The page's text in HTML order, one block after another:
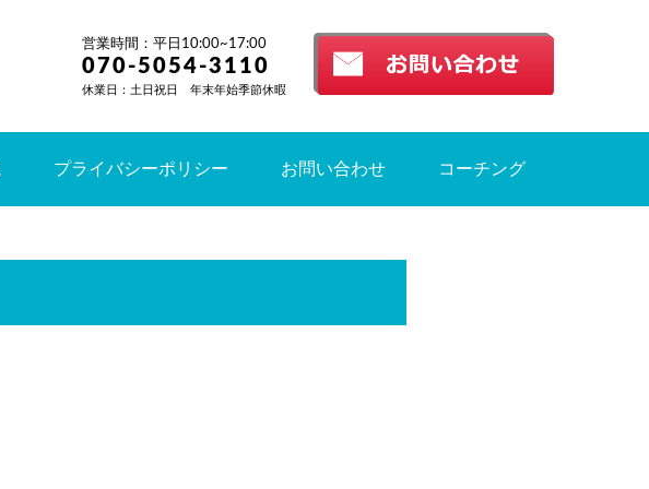
営業時間：平日10:00~17:00
070-5054-3110
休業日：土日祝日 年末年始季節休暇
プライバシーポリシー お問い合わせ コーチング